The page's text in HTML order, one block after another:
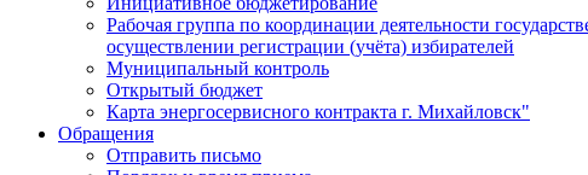
Рабочая группа по координации деятельности
осуществлении регистрации (учёта) избирателей
Муниципальный контроль
Открытый бюджет
Карта энергосервисного контракта г. Михайловск"
Обращения
Отправить письмо